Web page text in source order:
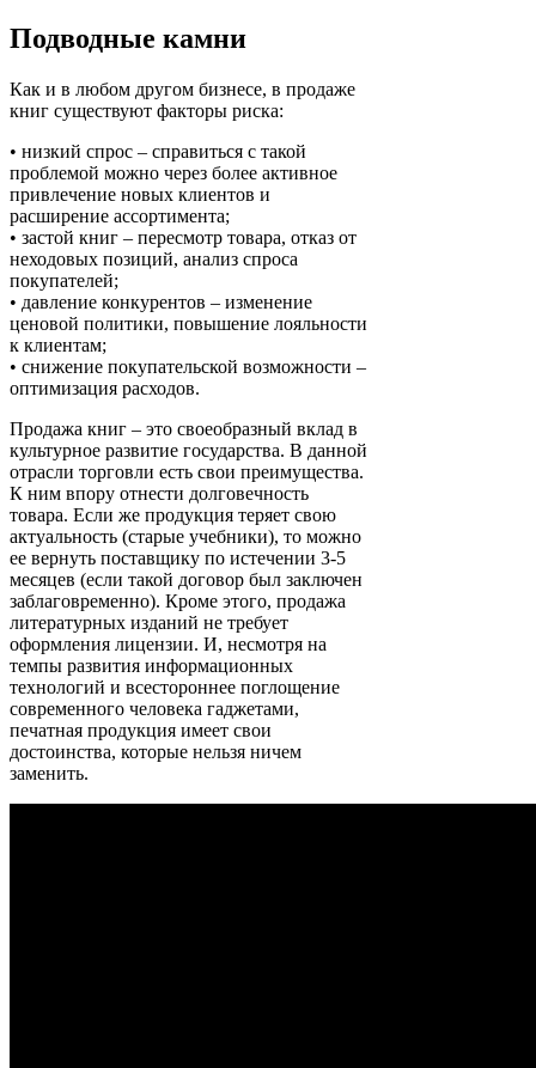
Подводные камни
Как и в любом другом бизнесе, в продаже
книг существуют факторы риска:
• низкий спрос – справиться с такой
проблемой можно через более активное
привлечение новых клиентов и
расширение ассортимента;
• застой книг – пересмотр товара, отказ от
неходовых позиций, анализ спроса
покупателей;
• давление конкурентов – изменение
ценовой политики, повышение лояльности
к клиентам;
• снижение покупательской возможности –
оптимизация расходов.
Продажа книг – это своеобразный вклад в
культурное развитие государства. В данной
отрасли торговли есть свои преимущества.
К ним впору отнести долговечность
товара. Если же продукция теряет свою
актуальность (старые учебники), то можно
ее вернуть поставщику по истечении 3-5
месяцев (если такой договор был заключен
заблаговременно). Кроме этого, продажа
литературных изданий не требует
оформления лицензии. И, несмотря на
темпы развития информационных
технологий и всестороннее поглощение
современного человека гаджетами,
печатная продукция имеет свои
достоинства, которые нельзя ничем
заменить.